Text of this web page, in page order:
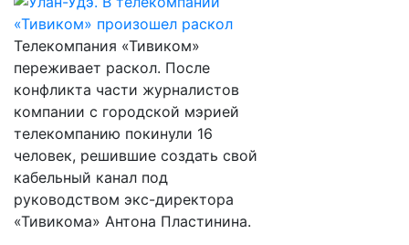
Телекомпания «Тивиком»
переживает раскол. После
конфликта части журналистов
компании с городской мэрией
телекомпанию покинули 16
человек, решившие создать свой
кабельный канал под
руководством экс-директора
«Тивикома» Антона Пластинина.